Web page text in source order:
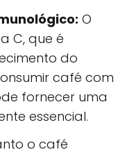
O
C, que é
do
café com
fornecer uma
essencial.
o café